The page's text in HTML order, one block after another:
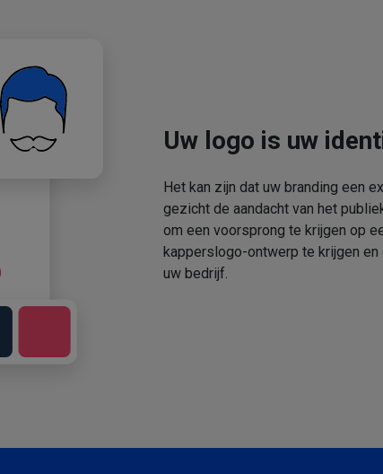
Uw logo is uw
Het kan zijn dat uw branding een
gezicht de aandacht van het
om een voorsprong te krijgen op
kapperslogo-ontwerp te krijgen
uw bedrijf.